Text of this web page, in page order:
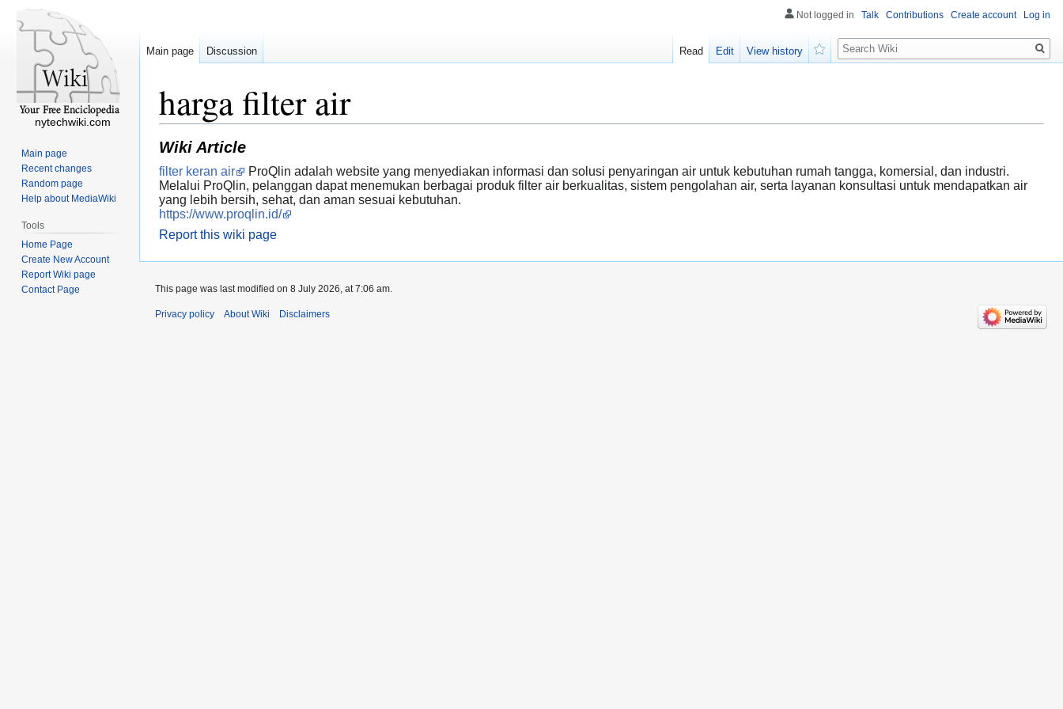
harga filter air
Wiki Article
filter keran air
ProQlin adalah website yang menyediakan informasi dan solusi penyaringan air untuk kebutuhan rumah tangga, komersial, dan industri.
Melalui ProQlin, pelanggan dapat menemukan berbagai produk filter air berkualitas, sistem pengolahan air, serta layanan konsultasi untuk mendapatkan air
yang lebih bersih, sehat, dan aman sesuai kebutuhan.
https://www.proqlin.id/
Report this wiki page
Not logged in Talk Contributions Create account Log in
Main page Discussion Read Edit
View history
Search
nytechwiki.com
Main page
Recent changes
Random page
Help about MediaWiki
Tools
Home Page
Create New Account
Report Wiki page
Contact Page
This page was last modified on 8 July 2026, at 7:06 am.
Privacy policy About Wiki Disclaimers